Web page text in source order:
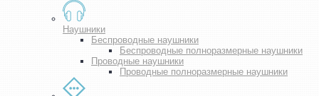
Наушники
Беспроводные наушники
Беспроводные полноразмерные наушники
Проводные наушники
Проводные полноразмерные наушники